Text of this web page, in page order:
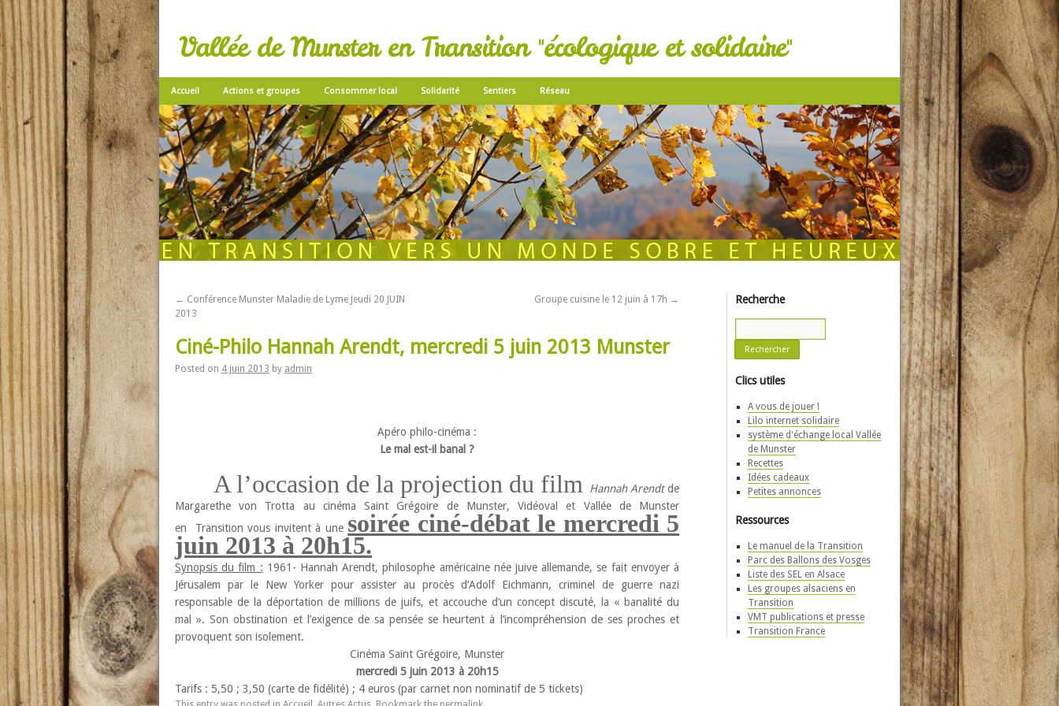
Vallée de Munster en Transition "écologique et solidaire"
Accueil Actions et groupes Consommer local Solidarité Sentiers Réseau
← Conférence Munster Maladie de Lyme Jeudi 20 JUIN
2013
Groupe cuisine le 12 juin à 17h →
Ciné-Philo Hannah Arendt, mercredi 5 juin 2013 Munster
Posted on 4 juin 2013 by admin
Apéro philo-cinéma :
Le mal est-il banal ?
A l’occasion de la projection du film Hannah Arendtde
Margarethe von Trotta au cinéma Saint Grégoire de Munster, Vidéoval et Vallée de Munster
en Transition vous invitent à une soirée ciné-débat le mercredi 5
juin 2013 à 20h15.
Synopsis du film : 1961- Hannah Arendt, philosophe américaine née juive allemande, se fait envoyer à
Jérusalem par le New Yorker pour assister au procès d’Adolf Eichmann, criminel de guerre nazi
responsable de la déportation de millions de juifs, et accouche d’un concept discuté, la « banalité du
mal ». Son obstination et l’exigence de sa pensée se heurtent à l’incompréhension de ses proches et
provoquent son isolement.
Cinéma Saint Grégoire, Munster
mercredi 5 juin 2013 à 20h15
Tarifs : 5,50 ; 3,50 (carte de fidélité) ; 4 euros (par carnet non nominatif de 5 tickets)
Recherche
Clics utiles
A vous de jouer !
Lilo internet solidaire
système d'échange local Vallée
de Munster
Recettes
Idées cadeaux
Petites annonces
Ressources
Le manuel de la Transition
Parc des Ballons des Vosges
Liste des SEL en Alsace
Les groupes alsaciens en
Transition
VMT publications et presse
Transition France